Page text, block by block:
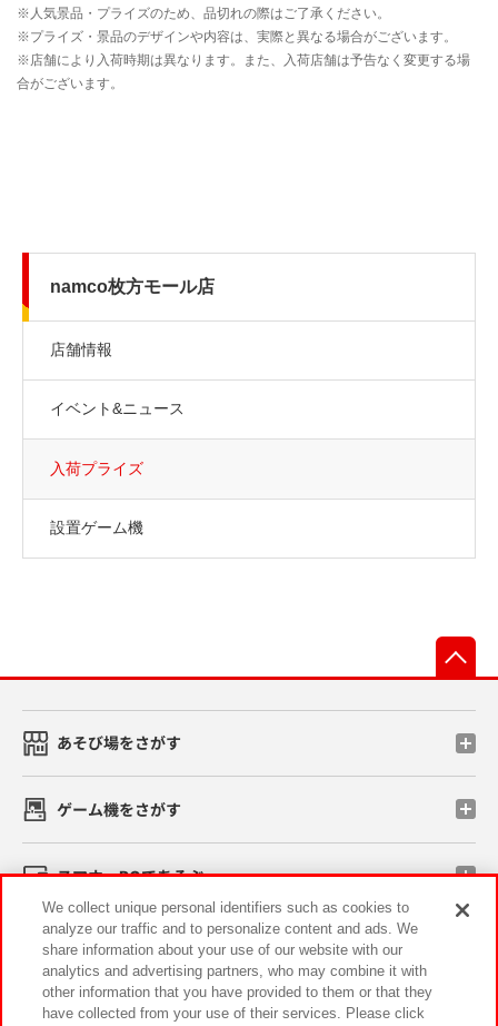
namco枚方モール店
店舗情報
イベント&ニュース
入荷プライズ
設置ゲーム機
あそび場をさがす
ゲーム機をさがす
スマホ・PCであそぶ
イベント・キャンペーン
We collect unique personal identifiers such as cookies to
analyze our traffic and to personalize content and ads. We
share information about your use of our website with our
analytics and advertising partners, who may combine it with
other information that you have provided to them or that they
have collected from your use of their services. Please click